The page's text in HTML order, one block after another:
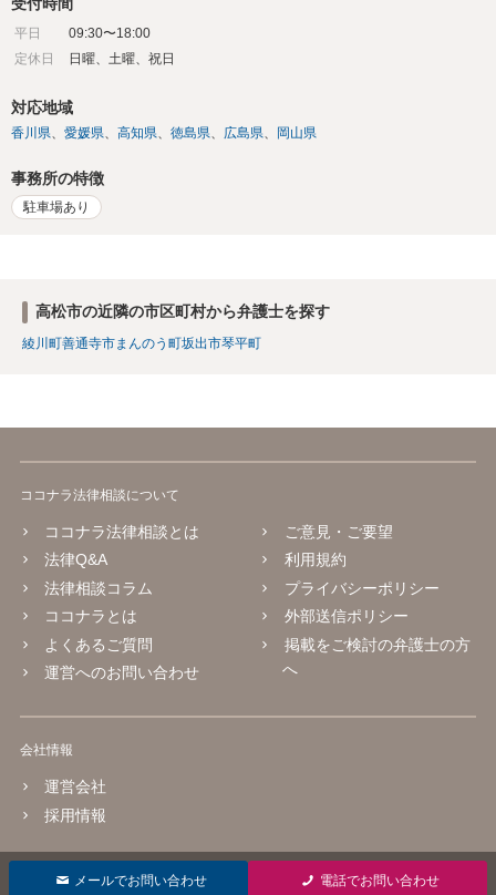
受付時間
平日
09:30〜18:00
定休日
日曜、土曜、祝日
対応地域
香川県 愛媛県 高知県 徳島県 広島県 岡山県
事務所の特徴
駐車場あり
高松市の近隣の市区町村から弁護士を探す
綾川町善通寺市まんのう町坂出市琴平町
メールでお問い合わせ 電話でお問い合わせ
ココナラ法律相談について
ココナラ法律相談とは
法律Q&A
法律相談コラム
ココナラとは
よくあるご質問
運営へのお問い合わせ
ご意見・ご要望
利用規約
プライバシーポリシー
外部送信ポリシー
掲載をご検討の弁護士の方
へ
会社情報
運営会社
採用情報